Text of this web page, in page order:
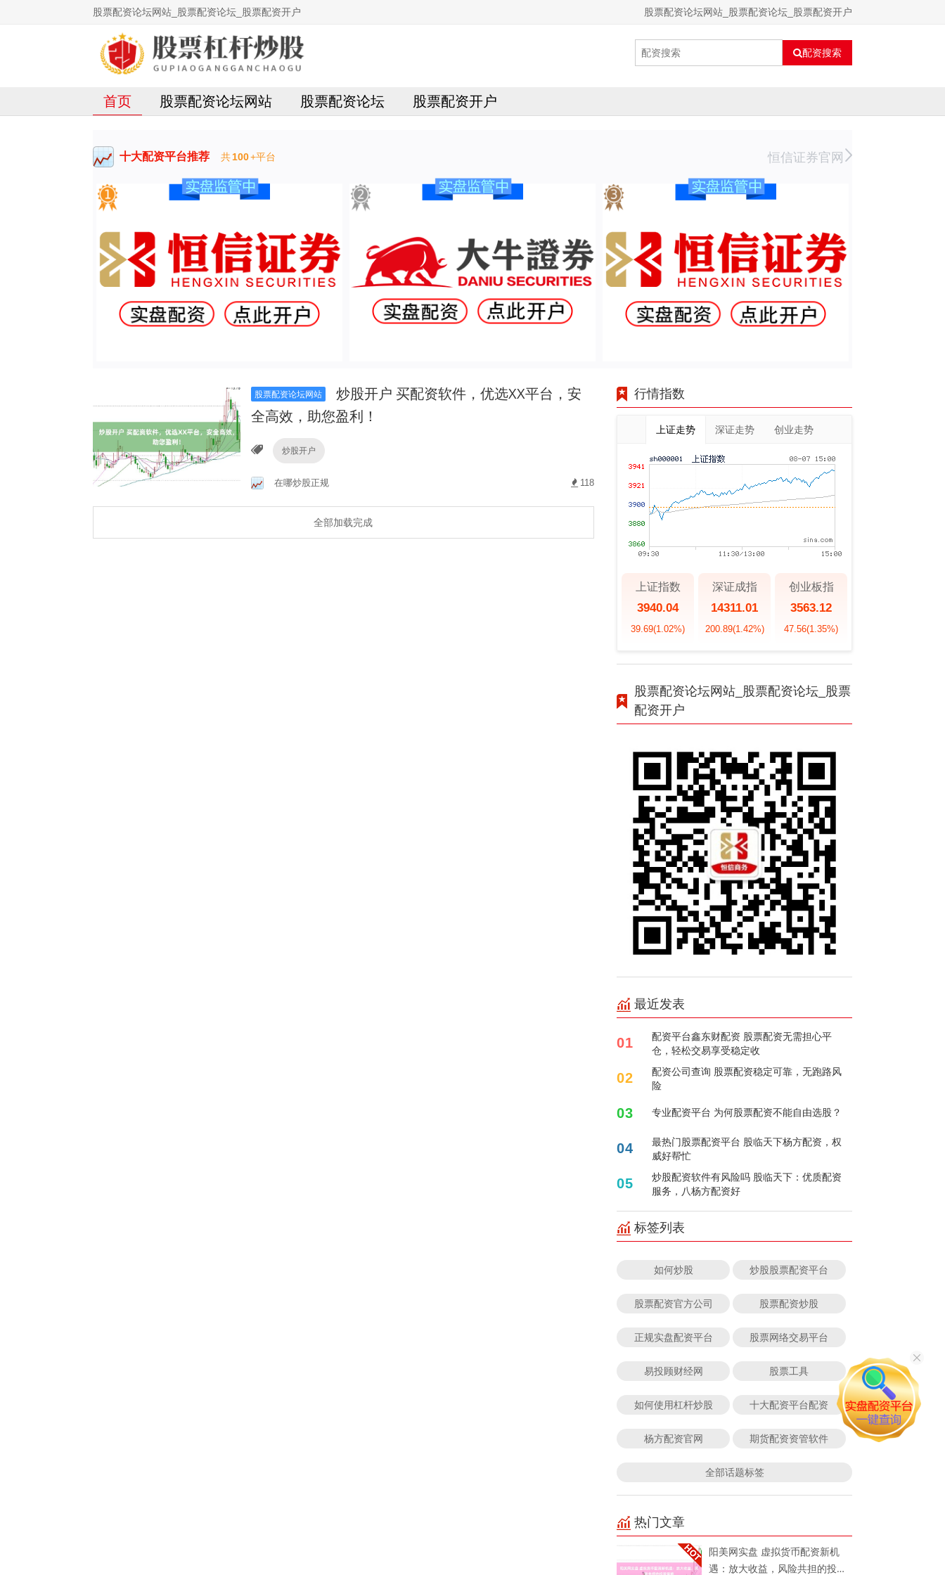
股票配资论坛网站_股票配资论坛_股票配资开户 股票配资论坛网站_股票配资论坛_股票配资开户
配资搜索
首页 股票配资论坛网站 股票配资论坛 股票配资开户
十大配资平台推荐 共100+平台 恒信证券官网
股票配资论坛网站
炒股开户 买配资软件，优选XX平台，安
全高效，助您盈利！
炒股开户
在哪炒股正规 118
全部加载完成
行情指数
上证走势 深证走势 创业走势
上证指数
3940.04
39.69(1.02%)
深证成指
14311.01
200.89(1.42%)
创业板指
3563.12
47.56(1.35%)
股票配资论坛网站_股票配资论坛_股票
配资开户
最近发表
01
配资平台鑫东财配资 股票配资无需担心平
仓，轻松交易享受稳定收
02
配资公司查询 股票配资稳定可靠，无跑路风
险
03 专业配资平台 为何股票配资不能自由选股？
04
最热门股票配资平台 股临天下杨方配资，权
威好帮忙
05
炒股配资软件有风险吗 股临天下：优质配资
服务，八杨方配资好
标签列表
如何炒股 炒股股票配资平台
股票配资官方公司 股票配资炒股
正规实盘配资平台 股票网络交易平台
易投顾财经网 股票工具
如何使用杠杆炒股 十大配资平台配资
杨方配资官网 期货配资资管软件
全部话题标签
热门文章
阳美网实盘 虚拟货币配资新机
遇：放大收益，风险共担的投资